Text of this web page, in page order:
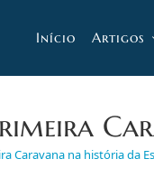
Início Artigos
Caravana na história da